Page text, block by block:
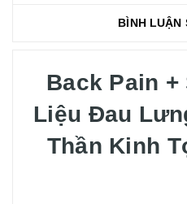
BÌNH LUẬN
Back Pain
Liệu Đau
Thần Kinh